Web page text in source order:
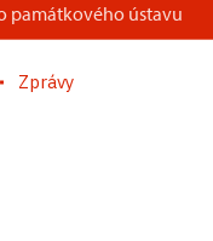
památkového ústavu
Zprávy